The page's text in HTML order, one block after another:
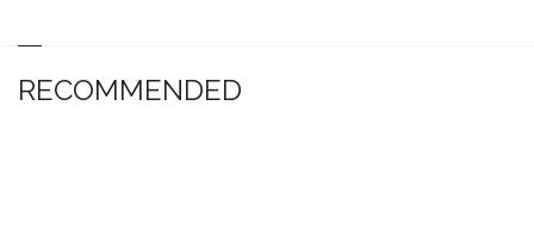
RECOMMENDED